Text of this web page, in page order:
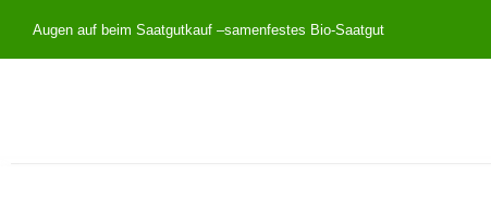
Augen auf beim Saatgutkauf –samenfestes Bio-Saatgut